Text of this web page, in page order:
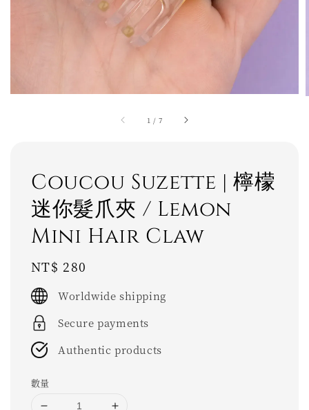
1 / 7
Coucou Suzette | 檸檬
迷你髮爪夾 / Lemon
Mini Hair Claw
Regular
price
NT$ 280
Worldwide shipping
Secure payments
Authentic products
數量